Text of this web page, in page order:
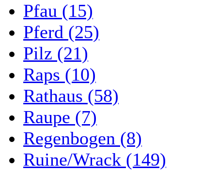
Pfau (15)
Pferd (25)
Pilz (21)
Raps (10)
Rathaus (58)
Raupe (7)
Regenbogen (8)
Ruine/Wrack (149)